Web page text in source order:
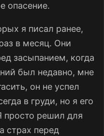
опасение.
я писал ранее,
в месяц. Они
засыпанием, когда
был недавно, мне
он не успел
в груди, но я его
просто решил для
страх перед